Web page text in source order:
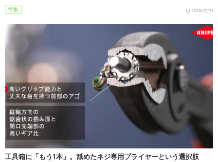
特集 2026/07/31
工具箱に「もう1本」。舐めたネジ専用プライヤーという選択肢